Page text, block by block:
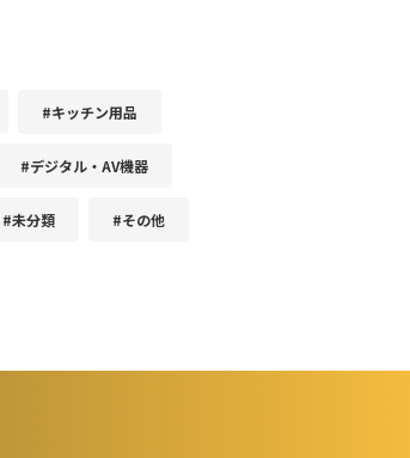
#キッチン用品
#デジタル・AV機器
#未分類 #その他